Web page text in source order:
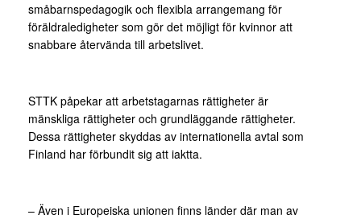
småbarnspedagogik och flexibla arrangemang för
föräldraledigheter som gör det möjligt för kvinnor att
snabbare återvända till arbetslivet.
STTK påpekar att arbetstagarnas rättigheter är
mänskliga rättigheter och grundläggande rättigheter.
Dessa rättigheter skyddas av internationella avtal som
Finland har förbundit sig att iaktta.
– Även i Europeiska unionen finns länder där man av